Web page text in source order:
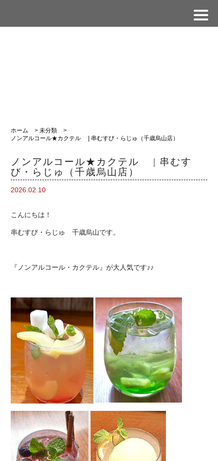
ホーム >未分類
>
ノンアルコール★カクテル | 串むすび・らじゅ（千歳烏山店）
ノンアルコール★カクテル | 串むす
び・らじゅ（千歳烏山店）
2026.02.10
こんにちは！
串むすび・らじゅ 千歳烏山です。
『ノンアルコール・カクテル』が大人気です♪♪